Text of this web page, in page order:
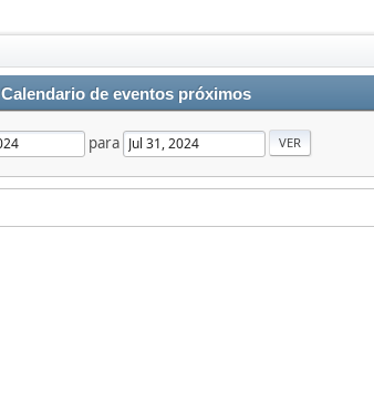
Calendario de eventos próximos
para